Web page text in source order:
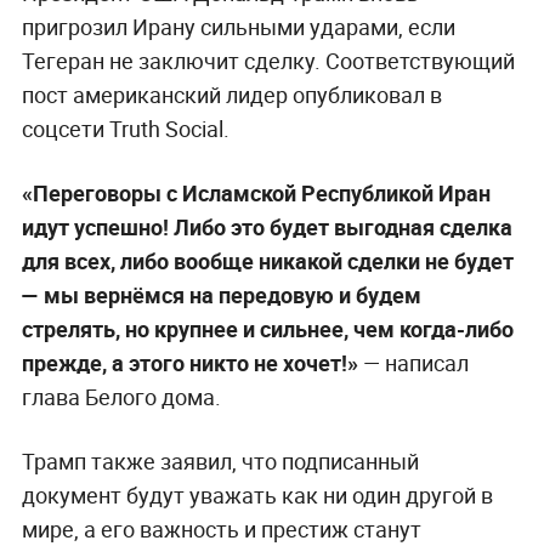
пригрозил Ирану сильными ударами, если
Тегеран не заключит сделку. Соответствующий
пост американский лидер опубликовал в
соцсети Truth Social.
«Переговоры с Исламской Республикой Иран
идут успешно! Либо это будет выгодная сделка
для всех, либо вообще никакой сделки не будет
— мы вернёмся на передовую и будем
стрелять, но крупнее и сильнее, чем когда-либо
прежде, а этого никто не хочет!»— написал
глава Белого дома.
Трамп также заявил, что подписанный
документ будут уважать как ни один другой в
мире, а его важность и престиж станут